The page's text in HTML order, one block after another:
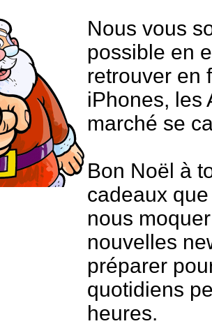
Nous vous
possible en
retrouver en
iPhones, les
marché se
Bon Noël à
cadeaux
nous
nouvelles
préparer
quotidiens
heures.